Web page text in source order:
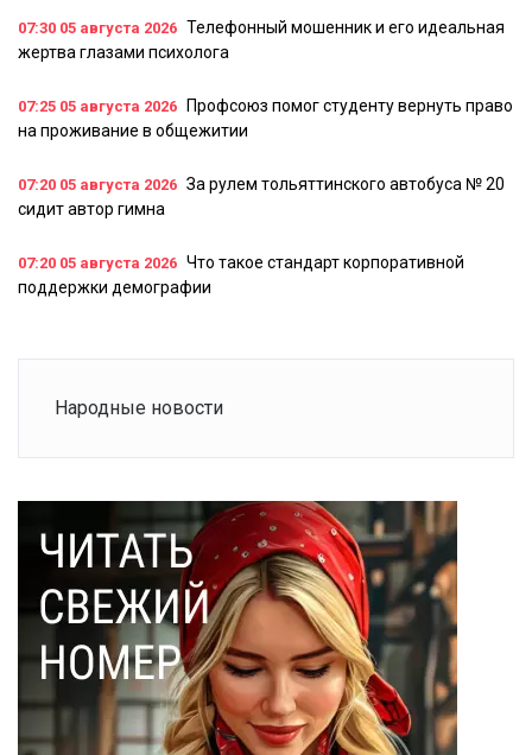
07:30 05 августа 2026 Телефонный мошенник и его идеальная
жертва глазами психолога
07:25 05 августа 2026
Профсоюз помог студенту вернуть право
на проживание в общежитии
07:20 05 августа 2026 За рулем тольяттинского автобуса № 20
сидит автор гимна
07:20 05 августа 2026 Что такое стандарт корпоративной
поддержки демографии
Народные новости